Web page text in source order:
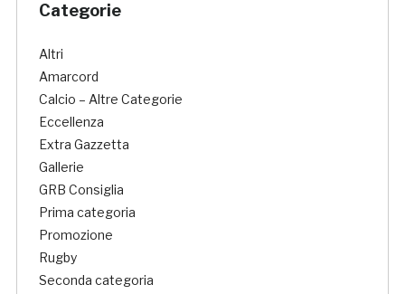
Categorie
Altri
Amarcord
Calcio – Altre Categorie
Eccellenza
Extra Gazzetta
Gallerie
GRB Consiglia
Prima categoria
Promozione
Rugby
Seconda categoria